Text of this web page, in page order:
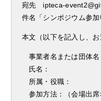
宛先 ipteca-
件名「シンポジウム参加
本文（以下を記入し、お
事業者名または団体名
氏名：
所属・役職：
参加方法：（会場出席